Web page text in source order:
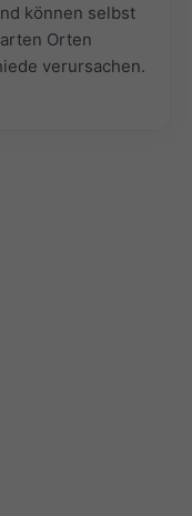
können selbst
Orten
verursachen.